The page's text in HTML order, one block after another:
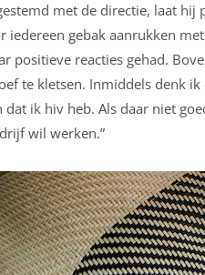
met de directie, laat hij
gebak aanrukken
positieve reacties gehad.
te kletsen. Inmiddels denk ik
ik hiv heb. Als daar niet
wil werken.”